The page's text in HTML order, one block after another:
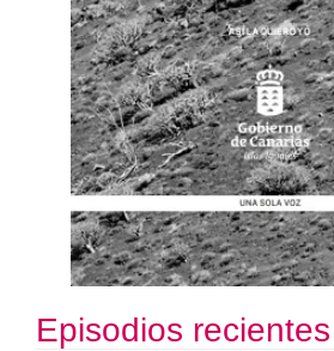
Episodios recientes